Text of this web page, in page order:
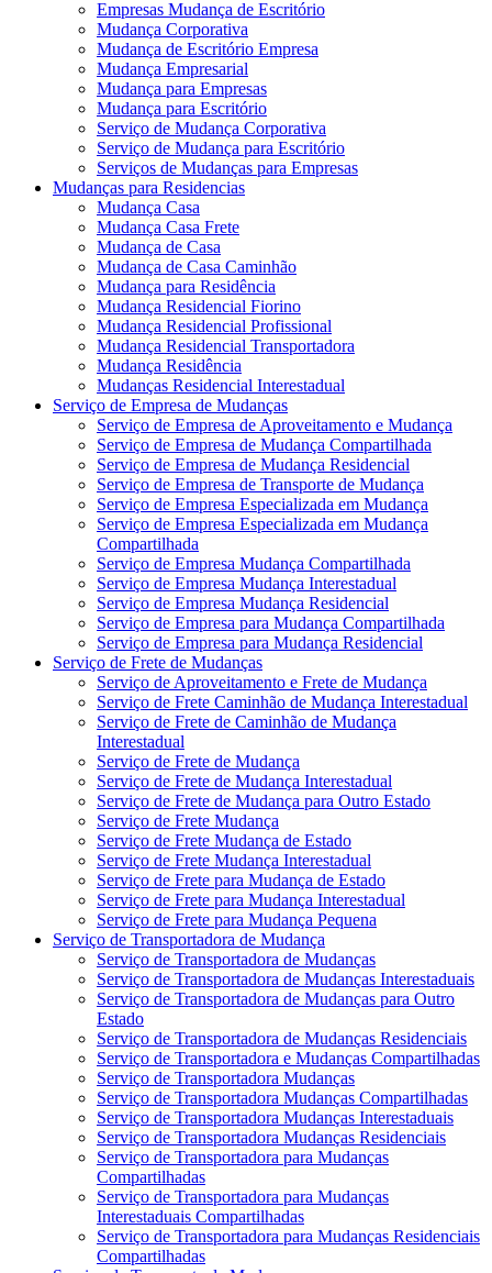
Empresas Mudança de Escritório
Mudança Corporativa
Mudança de Escritório Empresa
Mudança Empresarial
Mudança para Empresas
Mudança para Escritório
Serviço de Mudança Corporativa
Serviço de Mudança para Escritório
Serviços de Mudanças para Empresas
Mudanças para Residencias
Mudança Casa
Mudança Casa Frete
Mudança de Casa
Mudança de Casa Caminhão
Mudança para Residência
Mudança Residencial Fiorino
Mudança Residencial Profissional
Mudança Residencial Transportadora
Mudança Residência
Mudanças Residencial Interestadual
Serviço de Empresa de Mudanças
Serviço de Empresa de Aproveitamento e Mudança
Serviço de Empresa de Mudança Compartilhada
Serviço de Empresa de Mudança Residencial
Serviço de Empresa de Transporte de Mudança
Serviço de Empresa Especializada em Mudança
Serviço de Empresa Especializada em Mudança
Compartilhada
Serviço de Empresa Mudança Compartilhada
Serviço de Empresa Mudança Interestadual
Serviço de Empresa Mudança Residencial
Serviço de Empresa para Mudança Compartilhada
Serviço de Empresa para Mudança Residencial
Serviço de Frete de Mudanças
Serviço de Aproveitamento e Frete de Mudança
Serviço de Frete Caminhão de Mudança Interestadual
Serviço de Frete de Caminhão de Mudança
Interestadual
Serviço de Frete de Mudança
Serviço de Frete de Mudança Interestadual
Serviço de Frete de Mudança para Outro Estado
Serviço de Frete Mudança
Serviço de Frete Mudança de Estado
Serviço de Frete Mudança Interestadual
Serviço de Frete para Mudança de Estado
Serviço de Frete para Mudança Interestadual
Serviço de Frete para Mudança Pequena
Serviço de Transportadora de Mudança
Serviço de Transportadora de Mudanças
Serviço de Transportadora de Mudanças Interestaduais
Serviço de Transportadora de Mudanças para Outro
Estado
Serviço de Transportadora de Mudanças Residenciais
Serviço de Transportadora e Mudanças Compartilhadas
Serviço de Transportadora Mudanças
Serviço de Transportadora Mudanças Compartilhadas
Serviço de Transportadora Mudanças Interestaduais
Serviço de Transportadora Mudanças Residenciais
Serviço de Transportadora para Mudanças
Compartilhadas
Serviço de Transportadora para Mudanças
Interestaduais Compartilhadas
Serviço de Transportadora para Mudanças Residenciais
Compartilhadas